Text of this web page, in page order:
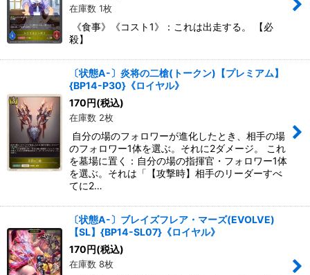
在庫数 1枚
《食事》《コスト1》：これは出走する。 【必
殺】
〔状態A-〕炎将の二槍(トークン)【プレミアム】
{BP14-P30}《ロイヤル》
170円(税込)
在庫数 2枚
自分の場のフォロワーが進化したとき、相手の場
のフォロワー1体を選ぶ。それに2ダメージ。 これ
を墓場に置く：自分の場の指揮官・フォロワー1体
を選ぶ。それは「【攻撃時】相手のリーダーすべ
てに2…
〔状態A-〕ブレイズフレア・マーズ(EVOLVE)
【SL】{BP14-SL07}《ロイヤル》
170円(税込)
在庫数 8枚